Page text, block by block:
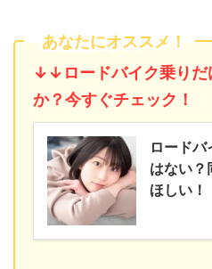
あなたにオススメ！
↓↓ロードバイク乗りだ
か？今すぐチェック！
ロード
はない？
ほしい！